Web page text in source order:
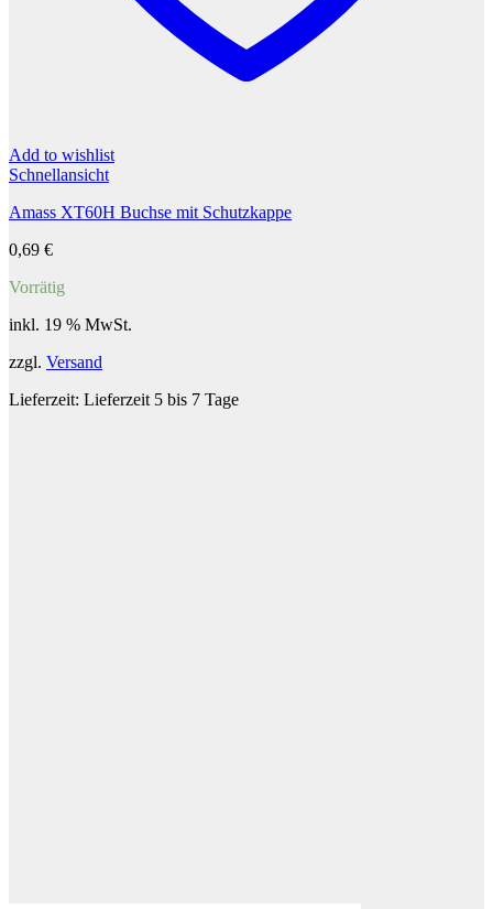
Add to wishlist
Schnellansicht
Amass XT60H Buchse mit Schutzkappe
0,69 €
Vorrätig
inkl. 19 % MwSt.
zzgl. Versand
Lieferzeit: Lieferzeit 5 bis 7 Tage